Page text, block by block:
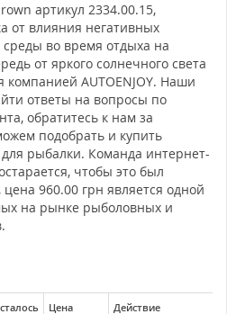
артикул 2334.00.15,
от влияния негативных
во время отдыха на
от яркого солнечного света
компанией AUTOENJOY. Наши
ответы на вопросы по
обратитесь к нам за
подобрать и купить
рыбалки. Команда интернет-
чтобы это был
960.00 грн является одной
на рынке рыболовных и
Цена Действие